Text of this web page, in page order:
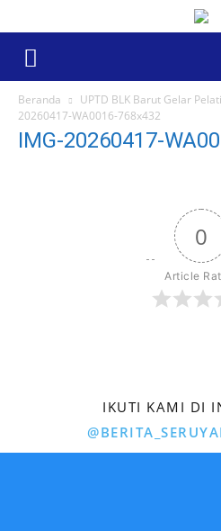
Beranda UPTD BLK Barut Gelar
20260417-WA0016-768x432
IMG-20260417-
0
Article
IKUTI KAMI DI